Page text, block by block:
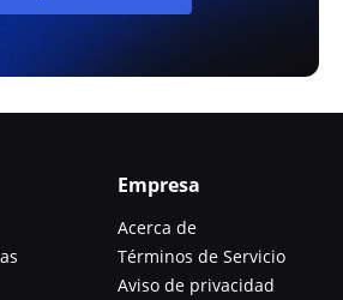
Empresa
Acerca de
Términos de Servicio
Aviso de privacidad